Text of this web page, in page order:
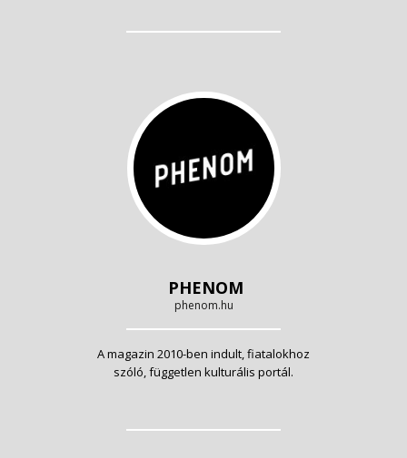
PHENOM
phenom.hu
A magazin 2010-ben indult, fiatalokhoz
szóló, független kulturális portál.